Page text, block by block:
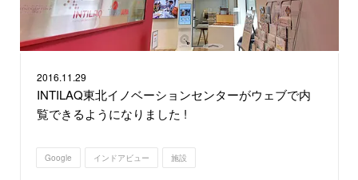
2016.11.29
INTILAQ東北イノベーションセンターがウェブで内
覧できるようになりました !
Google インドアビュー 施設